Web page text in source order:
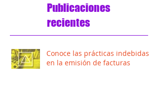
Publicaciones
recientes
Conoce las prácticas indebidas
en la emisión de facturas